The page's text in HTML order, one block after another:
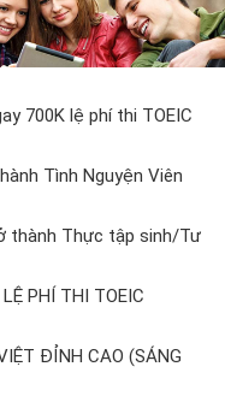
700K lệ phí thi TOEIC
Tình Nguyện Viên
thành Thực tập sinh/Tư
PHÍ THI TOEIC
ĐỈNH CAO (SÁNG